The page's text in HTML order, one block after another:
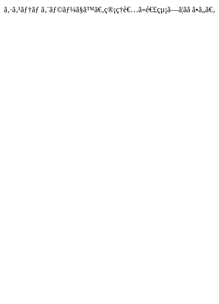
ã‚·ã‚¹ãƒ†ãƒ ã‚¨ãƒ©ãƒ¼ã§ã™ã€‚ç®¡ç†è€…ã«é€£çµ¡ã—ã¦ãã ã•ã„ã€‚